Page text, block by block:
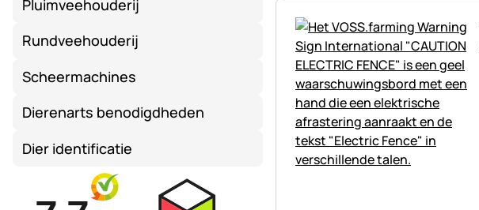
Pluimveehouderij
Rundveehouderij
Scheermachines
Dierenarts benodigdheden
Dier identificatie